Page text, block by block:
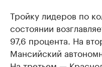
Тройку лидеров по
состоянии
97,6 процента. На
Мансийский